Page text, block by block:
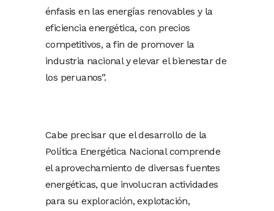
énfasis en las energías renovables y la
eficiencia energética, con precios
competitivos, a fin de promover la
industria nacional y elevar el bienestar de
los peruanos”.
Cabe precisar que el desarrollo de la
Política Energética Nacional comprende
el aprovechamiento de diversas fuentes
energéticas, que involucran actividades
para su exploración, explotación,